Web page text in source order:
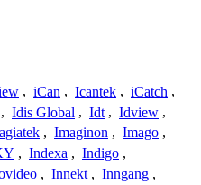
, iCan , Icantek , iCatch ,
, Idis Global , Idt , Idview ,
, Imaginon , Imago ,
, Indexa , Indigo ,
, Innekt , Inngang ,